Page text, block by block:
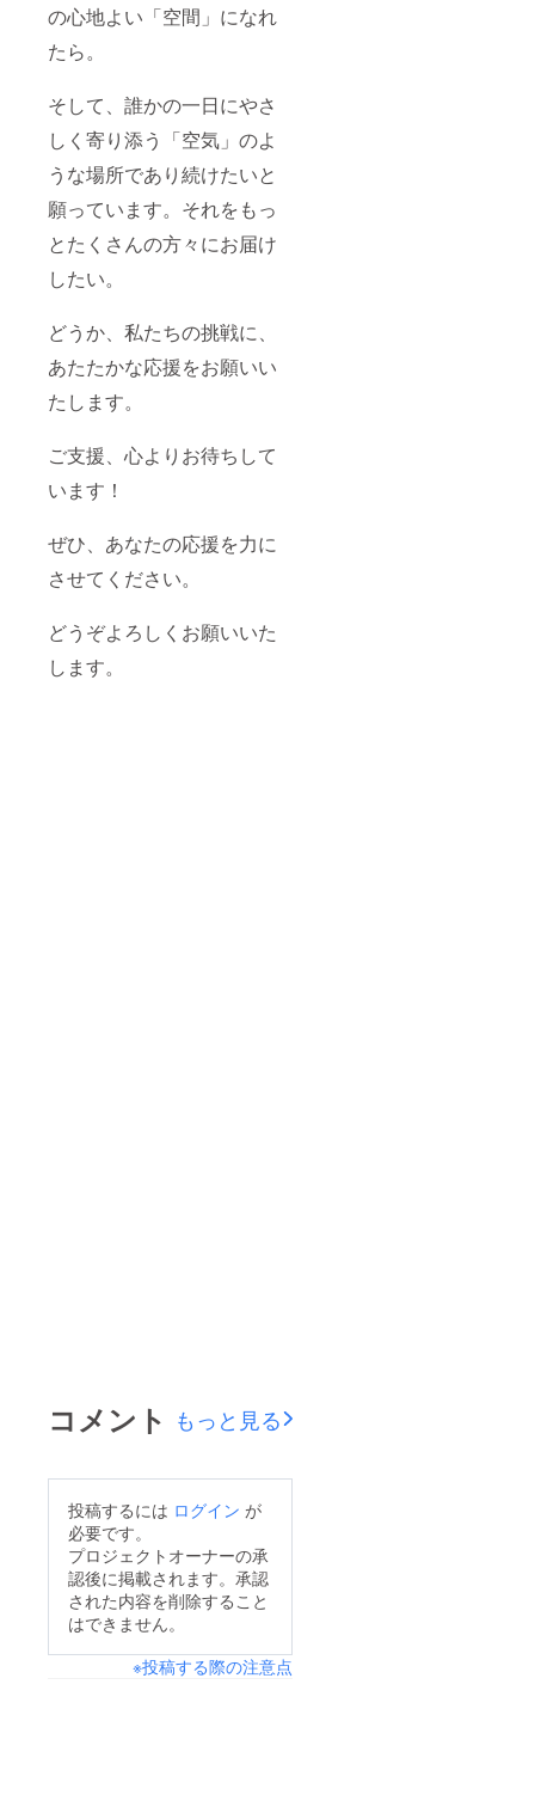
の心地よい「空間」になれ
たら。
そして、誰かの一日にやさ
しく寄り添う「空気」のよ
うな場所であり続けたいと
願っています。それをもっ
とたくさんの方々にお届け
したい。
どうか、私たちの挑戦に、
あたたかな応援をお願いい
たします。
ご支援、心よりお待ちして
います！
ぜひ、あなたの応援を力に
させてください。
どうぞよろしくお願いいた
します。
コメント もっと見る
投稿するには ログイン が
必要です。
プロジェクトオーナーの承
認後に掲載されます。承認
された内容を削除すること
はできません。
※投稿する際の注意点